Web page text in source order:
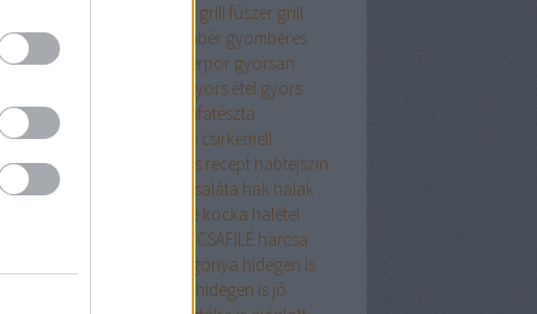
grill fúszer grill
gyömbér gyömbéres
gyömbérlekvár gyömbérpor gyorsan
gyors étel gyors
gyros fűszerkeverék
gyufatészta
csirke
gyümölcsös csirkemell
muffin
gyümölcsös recept habtejszin
hagymaleves hagymasaláta hak halak
halászlé kocka halétel
HARCSAFILÉ harcsa
Hasselbach burgonya hidegen is
hidegen is jó